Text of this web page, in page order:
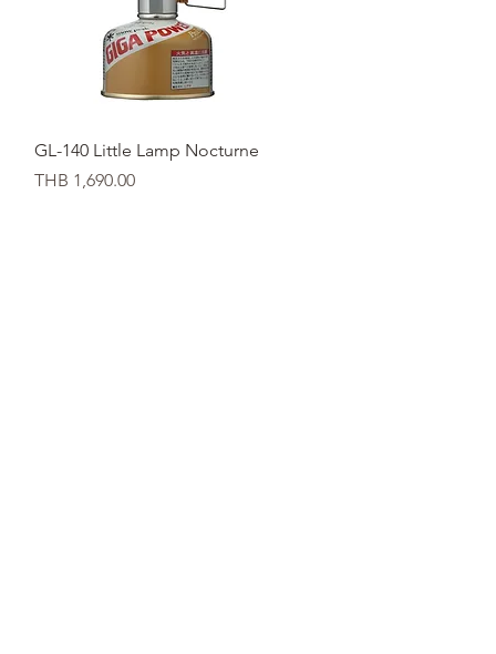
クイックビュー
GL-140 Little Lamp Nocturne
価格
THB 1,690.00